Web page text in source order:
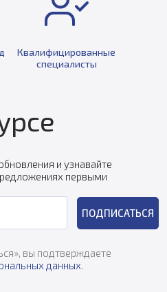
Квалифицированные
специалисты
и узнавайте
первыми
ПОДПИСАТЬСЯ
вы подтверждаете
данных.